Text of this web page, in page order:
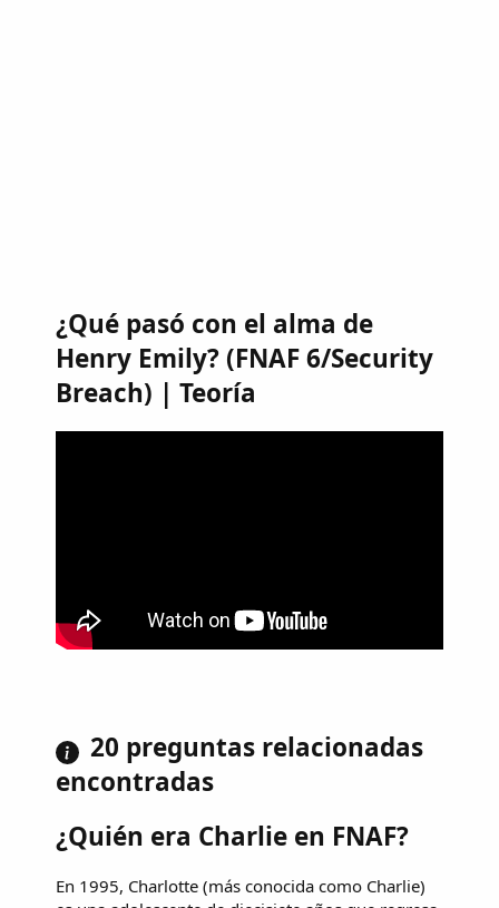
¿Qué pasó con el alma de
Henry Emily? (FNAF 6/Security
Breach) | Teoría
20 preguntas relacionadas
encontradas
¿Quién era Charlie en FNAF?
En 1995, Charlotte (más conocida como Charlie)